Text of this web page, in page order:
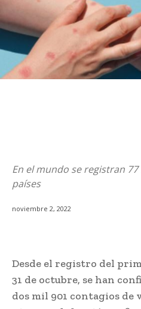
En el mundo se registran
países
noviembre 2, 2022
Desde el registro del
31 de octubre, se han
dos mil 901 contagios de